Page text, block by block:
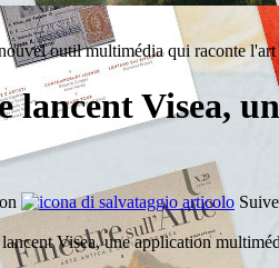
outil multimédia qui raconte l'art
lancent Visea,
Visea, une application